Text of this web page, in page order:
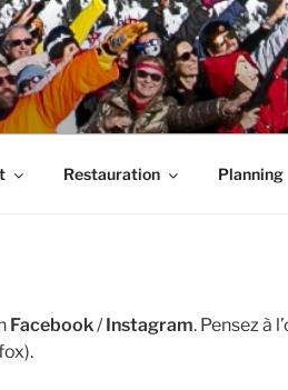
Restauration Planning
Facebook/Instagram. Pensez à